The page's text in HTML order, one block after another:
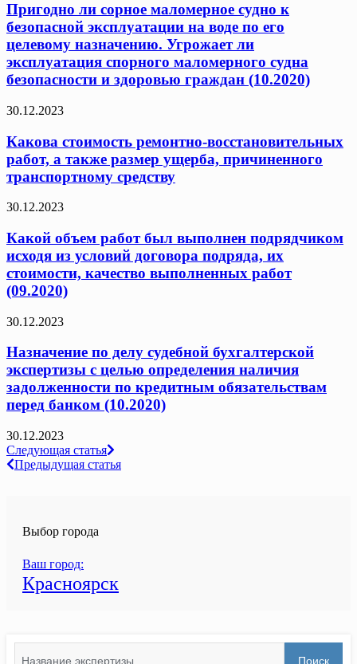
Пригодно ли сорное маломерное судно к
безопасной эксплуатации на воде по его
целевому назначению. Угрожает ли
эксплуатация спорного маломерного судна
безопасности и здоровью граждан (10.2020)
30.12.2023
Какова стоимость ремонтно-восстановительных
работ, а также размер ущерба, причиненного
транспортному средству
30.12.2023
Какой объем работ был выполнен подрядчиком
исходя из условий договора подряда, их
стоимости, качество выполненных работ
(09.2020)
30.12.2023
Назначение по делу судебной бухгалтерской
экспертизы с целью определения наличия
задолженности по кредитным обязательствам
перед банком (10.2020)
30.12.2023
Навигация
по
Следующая статья
Предыдущая статья
Выбор города
Ваш город:
Красноярск
Поиск